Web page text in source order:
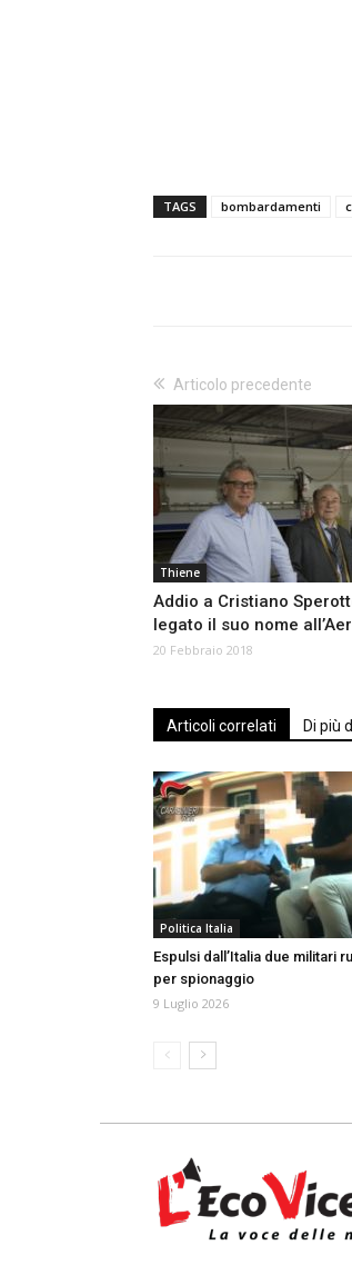
TAGS bombardamenti
Articolo precedente
Thiene
Addio a Cristiano
legato il suo nome
20 Febbraio 2018
Articoli correlati Di più
Politica Italia
Espulsi dall’Italia due militari
per spionaggio
9 Luglio 2026